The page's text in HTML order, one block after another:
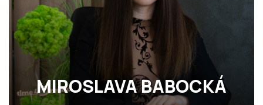
MIROSLAVA BABOCKÁ